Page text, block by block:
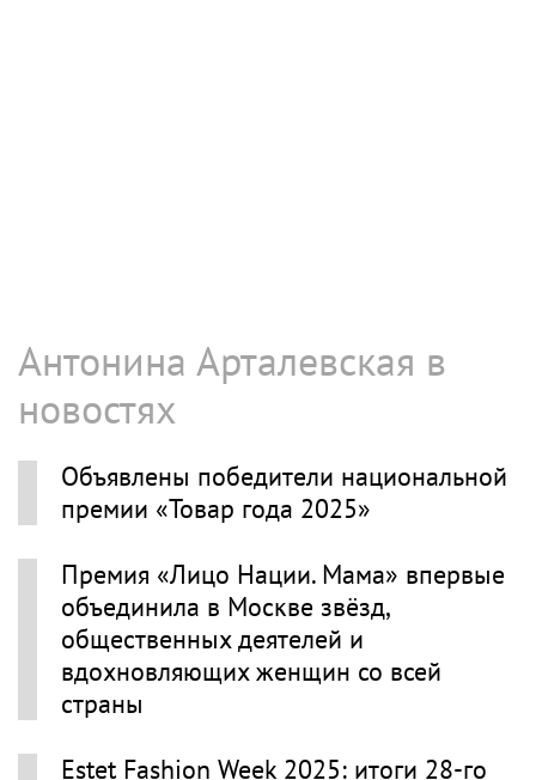
Антонина Арталевская в
новостях
Объявлены победители национальной
премии «Товар года 2025»
Премия «Лицо Нации. Мама» впервые
объединила в Москве звёзд,
общественных деятелей и
вдохновляющих женщин со всей
страны
Estet Fashion Week 2025: итоги 28-го